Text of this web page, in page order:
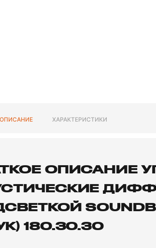
ХАРАКТЕРИСТИКИ
ОПИСАНИЕ
180.30.30